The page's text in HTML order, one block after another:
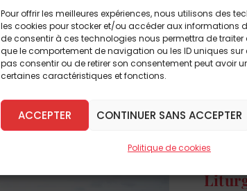
Pour offrir les meilleures expériences, nous utilisons des
les cookies pour stocker et/ou accéder aux informations
de consentir à ces technologies nous permettra de traiter
que le comportement de navigation ou les ID uniques sur
pas consentir ou de retirer son consentement peut avoir
certaines caractéristiques et fonctions.
ACCEPTER CONTINUER SANS ACCEPTER
Politique de cookies